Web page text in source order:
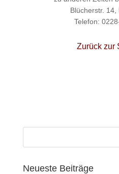
Blücherstr. 14,
Telefon:
Zurück zur
Neueste Beiträge